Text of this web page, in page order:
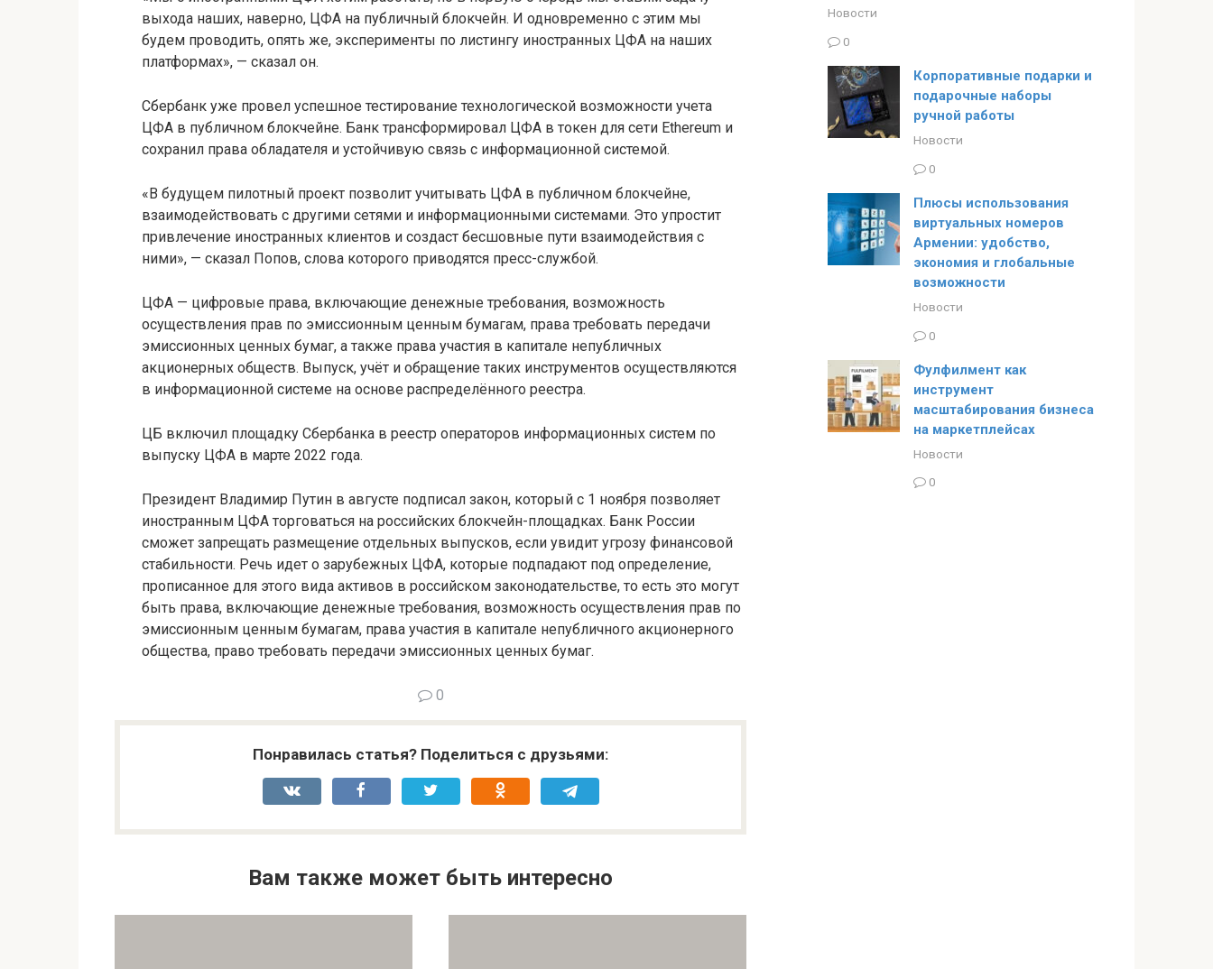
выхода наших, наверно, ЦФА на публичный блокчейн. И одновременно с этим мы
будем проводить, опять же, эксперименты по листингу иностранных ЦФА на наших
платформах», — сказал он.
Сбербанк уже провел успешное тестирование технологической возможности учета
ЦФА в публичном блокчейне. Банк трансформировал ЦФА в токен для сети Ethereum и
сохранил права обладателя и устойчивую связь с информационной системой.
«В будущем пилотный проект позволит учитывать ЦФА в публичном блокчейне,
взаимодействовать с другими сетями и информационными системами. Это упростит
привлечение иностранных клиентов и создаст бесшовные пути взаимодействия с
ними», — сказал Попов, слова которого приводятся пресс-службой.
ЦФА — цифровые права, включающие денежные требования, возможность
осуществления прав по эмиссионным ценным бумагам, права требовать передачи
эмиссионных ценных бумаг, а также права участия в капитале непубличных
акционерных обществ. Выпуск, учёт и обращение таких инструментов осуществляются
в информационной системе на основе распределённого реестра.
ЦБ включил площадку Сбербанка в реестр операторов информационных систем по
выпуску ЦФА в марте 2022 года.
Президент Владимир Путин в августе подписал закон, который с 1 ноября позволяет
иностранным ЦФА торговаться на российских блокчейн-площадках. Банк России
сможет запрещать размещение отдельных выпусков, если увидит угрозу финансовой
стабильности. Речь идет о зарубежных ЦФА, которые подпадают под определение,
прописанное для этого вида активов в российском законодательстве, то есть это могут
быть права, включающие денежные требования, возможность осуществления прав по
эмиссионным ценным бумагам, права участия в капитале непубличного акционерного
общества, право требовать передачи эмиссионных ценных бумаг.
0
Понравилась статья? Поделиться с друзьями:
Вам также может быть интересно
Новости
0
Корпоративные подарки и
подарочные наборы
ручной работы
Новости
0
Плюсы использования
виртуальных номеров
Армении: удобство,
экономия и глобальные
возможности
Новости
0
Фулфилмент как
инструмент
масштабирования бизнеса
на маркетплейсах
Новости
0